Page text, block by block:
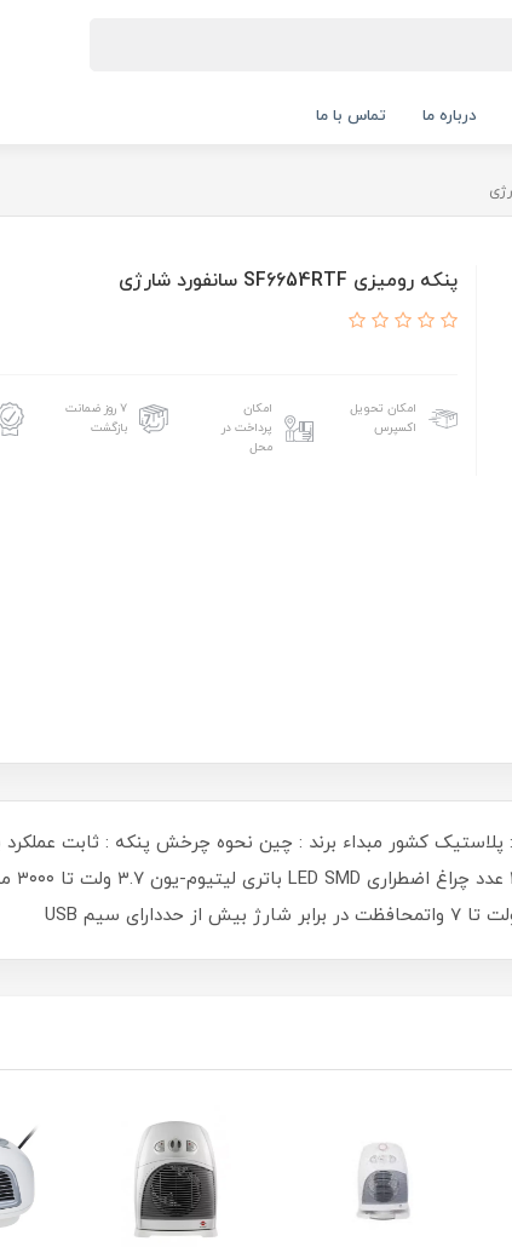
درباره ما تماس با ما
پنکه رومیزی SF6654RTF سانفورد شارژی
امکان تحویل
اکسپرس
امکان
پرداخت در
محل
۷ روز ضمانت
بازگشت